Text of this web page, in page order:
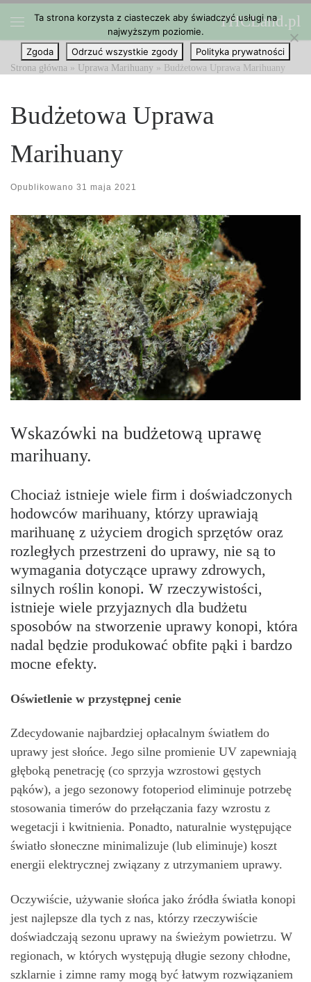
Przejdź do treści THCLand.pl
Strona główna » Uprawa Marihuany » Budżetowa Uprawa Marihuany
Budżetowa Uprawa
Marihuany
Opublikowano 31 maja 2021
Wskazówki na budżetową uprawę
marihuany.
Chociaż istnieje wiele firm i doświadczonych
hodowców marihuany, którzy uprawiają
marihuanę z użyciem drogich sprzętów oraz
rozległych przestrzeni do uprawy, nie są to
wymagania dotyczące uprawy zdrowych,
silnych roślin konopi. W rzeczywistości,
istnieje wiele przyjaznych dla budżetu
sposobów na stworzenie uprawy konopi, która
nadal będzie produkować obfite pąki i bardzo
mocne efekty.
Oświetlenie w przystępnej cenie
Zdecydowanie najbardziej opłacalnym światłem do
uprawy jest słońce. Jego silne promienie UV zapewniają
głęboką penetrację (co sprzyja wzrostowi gęstych
pąków), a jego sezonowy fotoperiod eliminuje potrzebę
stosowania timerów do przełączania fazy wzrostu z
wegetacji i kwitnienia. Ponadto, naturalnie występujące
światło słoneczne minimalizuje (lub eliminuje) koszt
energii elektrycznej związany z utrzymaniem uprawy.
Oczywiście, używanie słońca jako źródła światła konopi
jest najlepsze dla tych z nas, którzy rzeczywiście
doświadczają sezonu uprawy na świeżym powietrzu. W
regionach, w których występują długie sezony chłodne,
szklarnie i zimne ramy mogą być łatwym rozwiązaniem
Ta strona korzysta z ciasteczek aby świadczyć usługi na
najwyższym poziomie.
Zgoda
Odrzuć wszystkie zgody Polityka prywatności